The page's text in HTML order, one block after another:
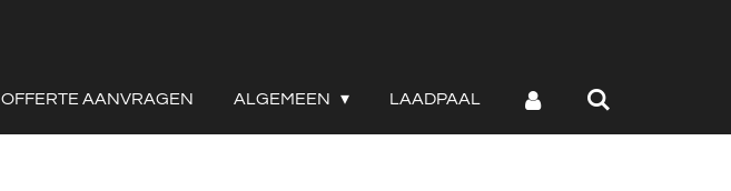
OFFERTE AANVRAGEN ALGEMEEN LAADPAAL